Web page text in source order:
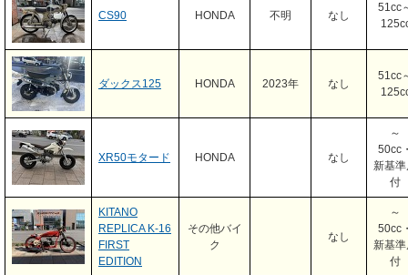
CS90 HONDA 不明 なし
51cc
ダックス125 HONDA 2023年 なし
51cc
XR50モタード HONDA なし
～
50cc
新基
付
KITANO
REPLICA K-16
FIRST
EDITION
その他バイ
ク
なし
～
50cc
新基
付